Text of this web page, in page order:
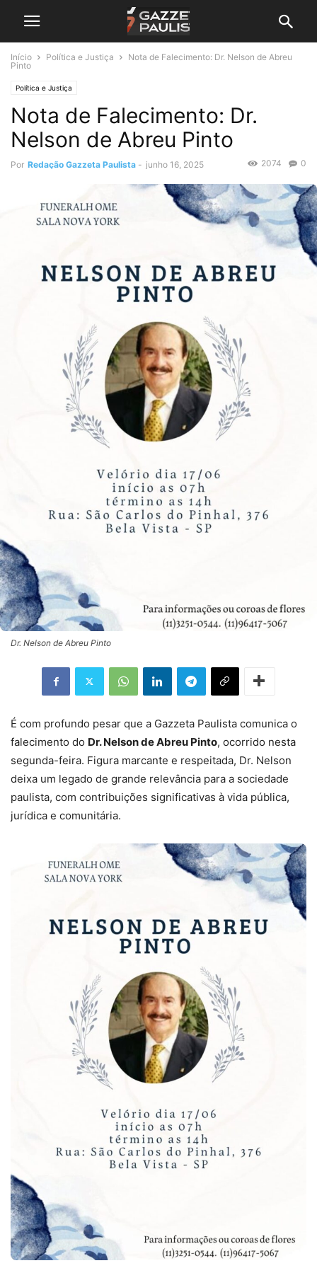
Início Política e Justiça
Nota de Falecimento: Dr. Nelson de Abreu
Pinto
Política e Justiça
Nota de Falecimento: Dr.
Nelson de Abreu Pinto
Por Redação Gazzeta Paulista - junho 16, 2025 0
2074
Dr. Nelson de Abreu Pinto
É com profundo pesar que a Gazzeta Paulista comunica o
falecimento do Dr. Nelson de Abreu Pinto, ocorrido nesta
segunda-feira. Figura marcante e respeitada, Dr. Nelson
deixa um legado de grande relevância para a sociedade
paulista, com contribuições significativas à vida pública,
jurídica e comunitária.